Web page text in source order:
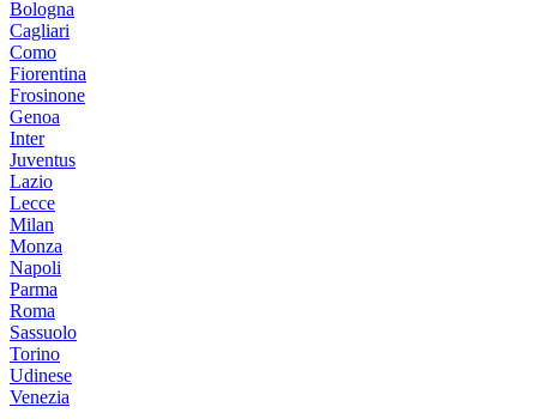
Bologna
Cagliari
Como
Fiorentina
Frosinone
Genoa
Inter
Juventus
Lazio
Lecce
Milan
Monza
Napoli
Parma
Roma
Sassuolo
Torino
Udinese
Venezia